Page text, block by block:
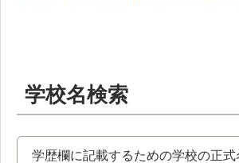
学校名検索
学歴欄に記載するための学校の正